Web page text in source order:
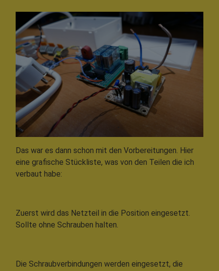
Das war es dann schon mit den Vorbereitungen. Hier
eine grafische Stückliste, was von den Teilen die ich
verbaut habe:
Zuerst wird das Netzteil in die Position eingesetzt.
Sollte ohne Schrauben halten.
Die Schraubverbindungen werden eingesetzt, die